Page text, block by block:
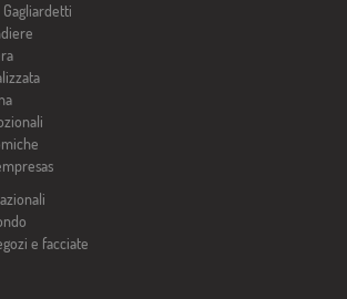
Gagliardetti
e facciate